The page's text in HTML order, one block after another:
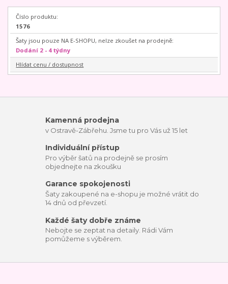
Číslo produktu:
1576
Šaty jsou pouze NA E-SHOPU, nelze zkoušet na prodejně:
Dodání 2 - 4 týdny
Hlídat cenu / dostupnost
Kamenná prodejna
v Ostravě-Zábřehu. Jsme tu pro Vás už 15 let
Individuální přístup
Pro výběr šatů na prodejně se prosím
objednejte na zkoušku
Garance spokojenosti
Šaty zakoupené na e-shopu je možné vrátit do
14 dnů od převzetí.
Každé šaty dobře známe
Nebojte se zeptat na detaily. Rádi Vám
pomůžeme s výběrem.